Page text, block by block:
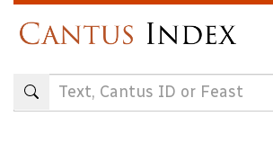
content